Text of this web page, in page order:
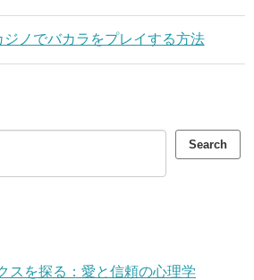
ジノでバカラをプレイする方法
Search
スを探る：愛と信頼の心理学